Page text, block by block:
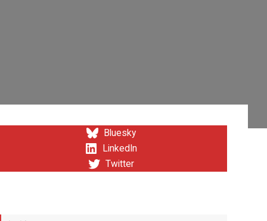
Bluesky
LinkedIn
Twitter